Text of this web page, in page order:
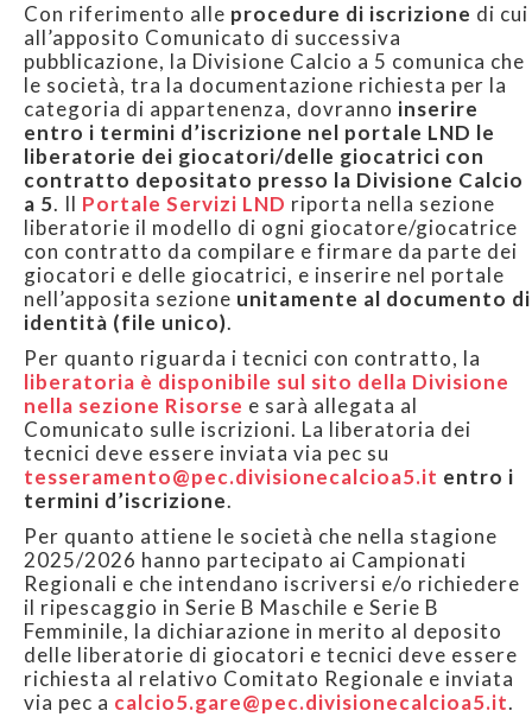
Con riferimento alle procedure di iscrizione di cui
all’apposito Comunicato di successiva
pubblicazione, la Divisione Calcio a 5 comunica che
le società, tra la documentazione richiesta per la
categoria di appartenenza, dovranno inserire
entro i termini d’iscrizione nel portale LND le
liberatorie dei giocatori/delle giocatrici con
contratto depositato presso la Divisione Calcio
a 5. Il Portale Servizi LND riporta nella sezione
liberatorie il modello di ogni giocatore/giocatrice
con contratto da compilare e firmare da parte dei
giocatori e delle giocatrici, e inserire nel portale
nell’apposita sezione unitamente al documento di
identità (file unico).
Per quanto riguarda i tecnici con contratto, la
liberatoria è disponibile sul sito della Divisione
nella sezione Risorse e sarà allegata al
Comunicato sulle iscrizioni. La liberatoria dei
tecnici deve essere inviata via pec su
tesseramento@pec.divisionecalcioa5.it entro i
termini d’iscrizione.
Per quanto attiene le società che nella stagione
2025/2026 hanno partecipato ai Campionati
Regionali e che intendano iscriversi e/o richiedere
il ripescaggio in Serie B Maschile e Serie B
Femminile, la dichiarazione in merito al deposito
delle liberatorie di giocatori e tecnici deve essere
richiesta al relativo Comitato Regionale e inviata
via pec a calcio5.gare@pec.divisionecalcioa5.it.